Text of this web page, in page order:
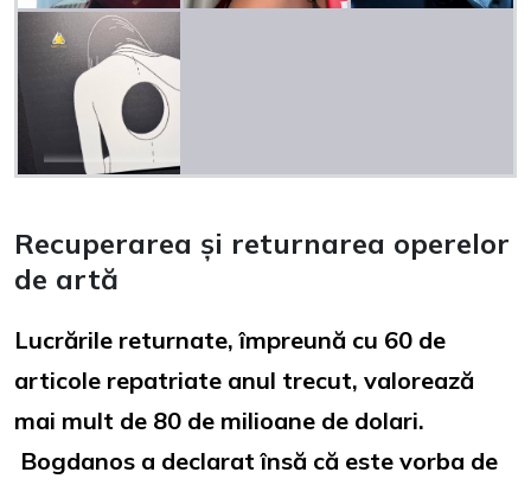
Recuperarea și returnarea operelor
de artă
Lucrările returnate, împreună cu 60 de
articole repatriate anul trecut, valorează
mai mult de 80 de milioane de dolari.
Bogdanos a declarat însă că este vorba de